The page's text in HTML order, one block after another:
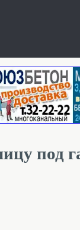
под